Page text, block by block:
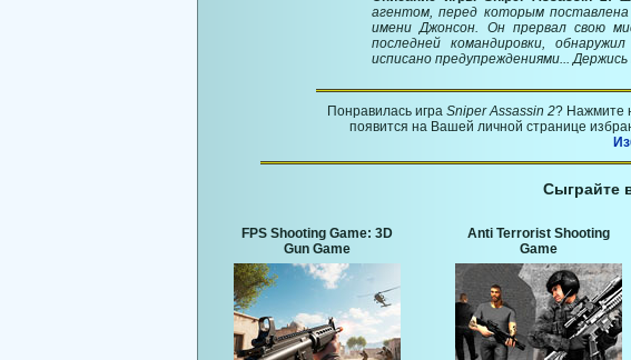
агентом, перед которым
имени Джонсон. Он прервал свою
последней командировки,
исписано предупреждениями...
Понравилась игра Sniper Assassin 2? Нажмите
появится на Вашей личной странице
Сыграйте
FPS Shooting Game: 3D
Gun Game
Anti Terrorist Shooting
Game